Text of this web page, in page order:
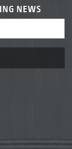
NEWS